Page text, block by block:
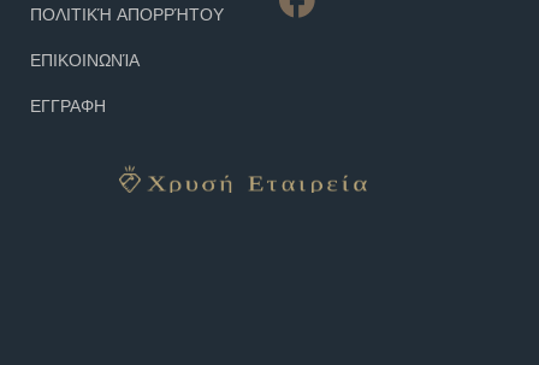
ΠΟΛΙΤΙΚΉ ΑΠΟΡΡΉΤΟΥ
ΕΠΙΚΟΙΝΩΝΊΑ
ΕΓΓΡΑΦΗ